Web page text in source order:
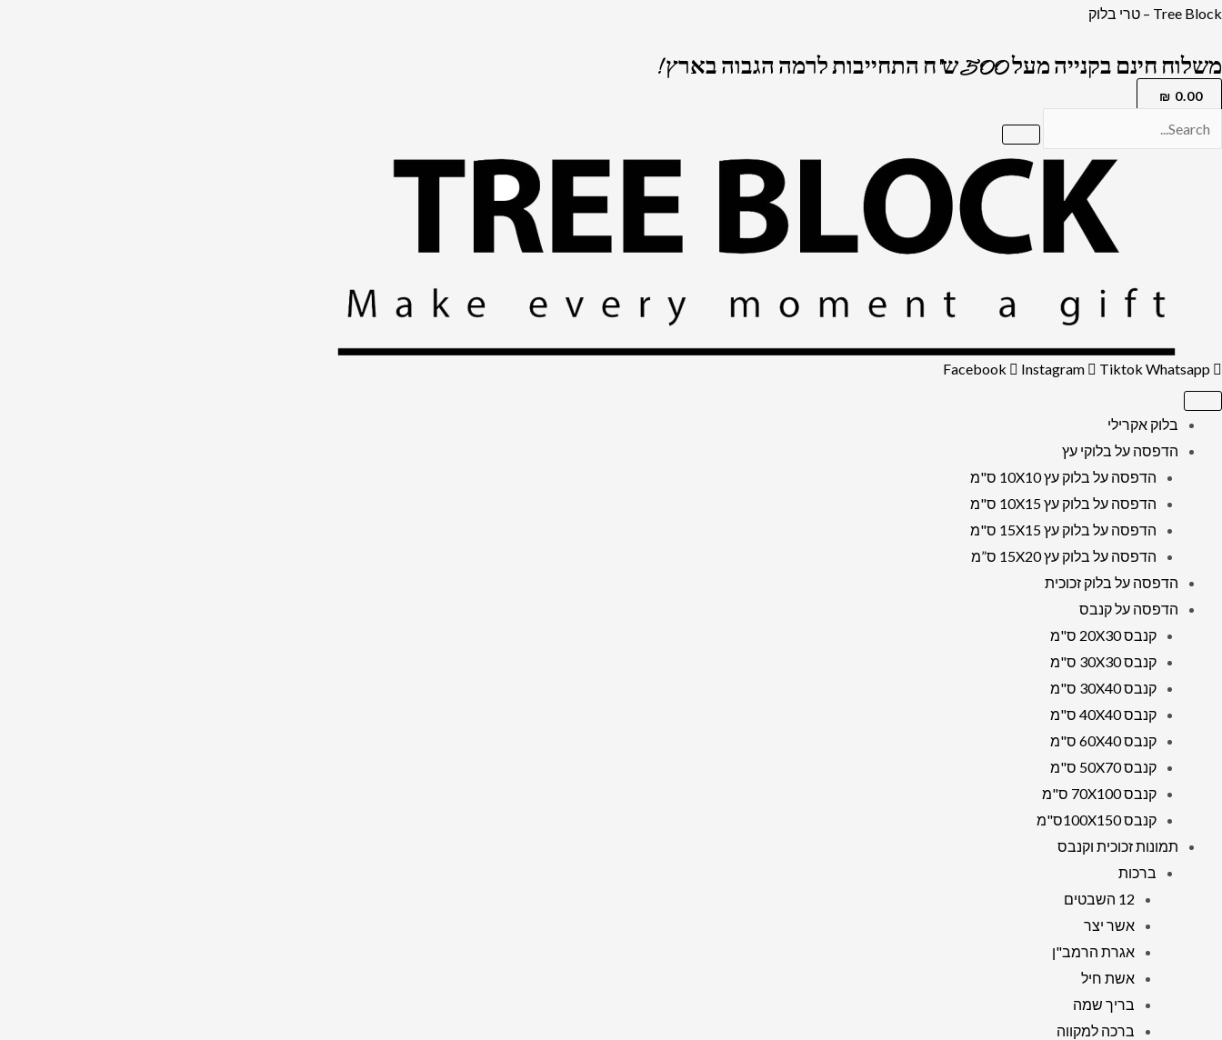
דילוג
Tree Block – טרי בלוק
משלוח חינם בקנייה מעל 500 ש"ח התחייבות לרמה הגבוה בארץ !
0.00
₪
Facebook Instagram Tiktok Whatsapp
בלוק אקרילי
הדפסה על בלוקי עץ
הדפסה על בלוק עץ 10X10 ס"מ
הדפסה על בלוק עץ 10X15 ס"מ
הדפסה על בלוק עץ 15X15 ס"מ
הדפסה על בלוק עץ 15X20 ס”מ
הדפסה על בלוק זכוכית
הדפסה על קנבס
קנבס 20X30 ס"מ
קנבס 30X30 ס"מ
קנבס 30X40 ס"מ
קנבס 40X40 ס"מ
קנבס 60X40 ס"מ
קנבס 50X70 ס"מ
קנבס 70X100 ס"מ
קנבס 100X150ס"מ
תמונות זכוכית וקנבס
ברכות
12 השבטים
אשר יצר
אגרת הרמב"ן
אשת חיל
בריך שמה
ברכה למקווה